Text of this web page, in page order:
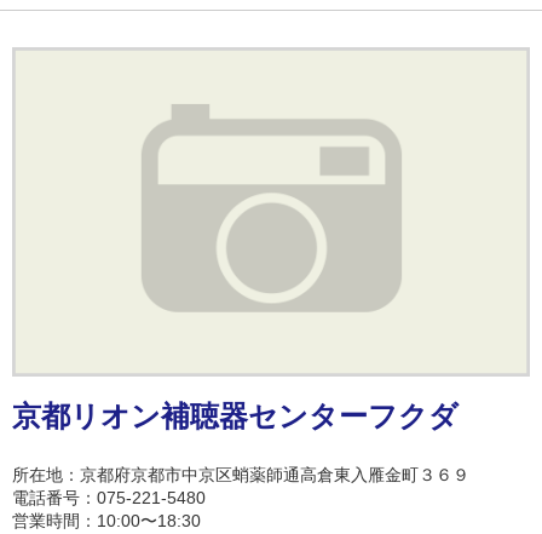
京都リオン補聴器センターフクダ
所在地：京都府京都市中京区蛸薬師通高倉東入雁金町３６９
電話番号：075-221-5480
営業時間：10:00〜18:30